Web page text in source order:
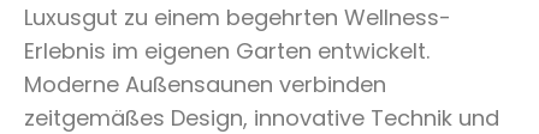
Luxusgut zu einem begehrten Wellness-
Erlebnis im eigenen Garten entwickelt.
Moderne Außensaunen verbinden
zeitgemäßes Design, innovative Technik und